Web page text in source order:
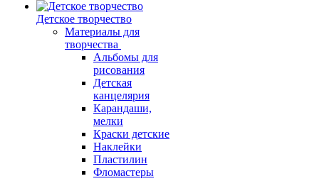
Детское творчество
Материалы для
творчества
Альбомы для
рисования
Детская
канцелярия
Карандаши,
мелки
Краски детские
Наклейки
Пластилин
Фломастеры